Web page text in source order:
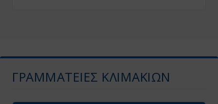
ΓΡΑΜΜΑΤΕΊΕΣ ΚΛΙΜΑΚΊΩΝ